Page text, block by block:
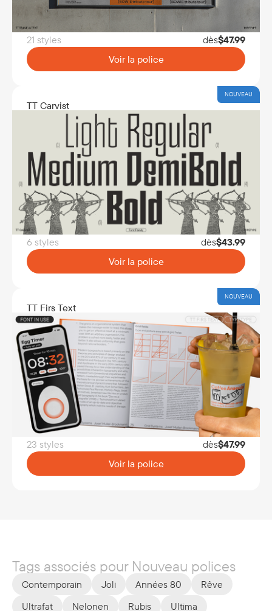
21 styles dès$47.99
Voir la police
NOUVEAU
TT Carvist
6 styles dès$43.99
Voir la police
NOUVEAU
TT Firs Text
23 styles dès$47.99
Voir la police
Tags associés pour Nouveau polices
Contemporain Joli Années 80
Rêve
Ultrafat
Nelonen Rubis Ultima